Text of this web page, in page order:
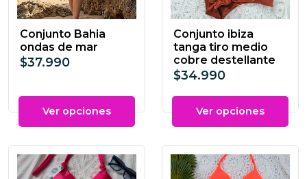
Conjunto Bahia
ondas de mar
$37.990
Ver opciones
Conjunto ibiza
tanga tiro medio
cobre destellante
$34.990
Ver opciones